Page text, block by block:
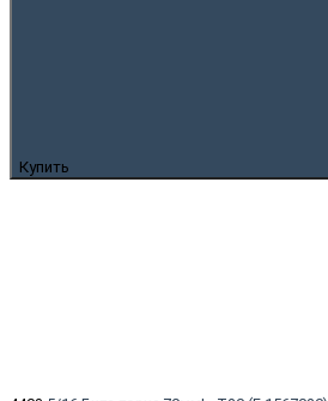
Купить